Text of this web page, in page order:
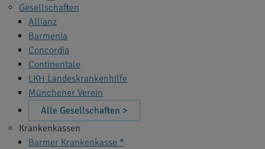
Gesellschaften
Allianz
Barmenia
Concordia
Continentale
LKH Landeskrankenhilfe
Münchener Verein
Alle Gesellschaften >
Krankenkassen
Barmer Krankenkasse *